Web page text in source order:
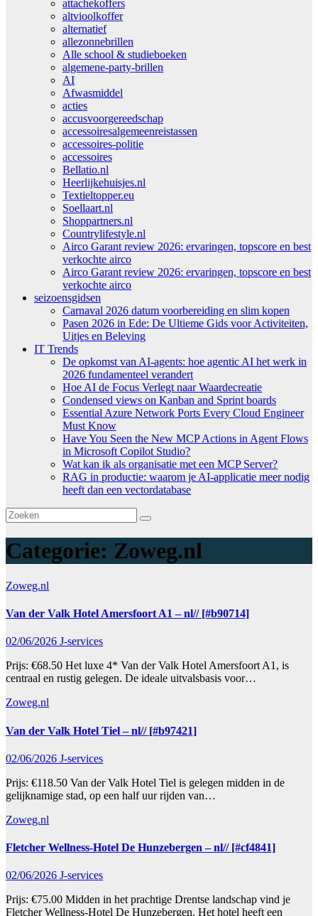
attachekoffers
altvioolkoffer
alternatief
allezonnebrillen
Alle school & studieboeken
algemene-party-brillen
AI
Afwasmiddel
acties
accusvoorgereedschap
accessoiresalgemeenreistassen
accessoires-politie
accessoires
Bellatio.nl
Heerlijkehuisjes.nl
Textieltopper.eu
Soellaart.nl
Shoppartners.nl
Countrylifestyle.nl
Airco Garant review 2026: ervaringen, topscore en best
verkochte airco
Airco Garant review 2026: ervaringen, topscore en best
verkochte airco
seizoensgidsen
Carnaval 2026 datum voorbereiding en slim kopen
Pasen 2026 in Ede: De Ultieme Gids voor Activiteiten,
Uitjes en Beleving
IT Trends
De opkomst van AI-agents: hoe agentic AI het werk in
2026 fundamenteel verandert
Hoe AI de Focus Verlegt naar Waardecreatie
Condensed views on Kanban and Sprint boards
Essential Azure Network Ports Every Cloud Engineer
Must Know
Have You Seen the New MCP Actions in Agent Flows
in Microsoft Copilot Studio?
Wat kan ik als organisatie met een MCP Server?
RAG in productie: waarom je AI-applicatie meer nodig
heeft dan een vectordatabase
Categorie: Zoweg.nl
Zoweg.nl
Van der Valk Hotel Amersfoort A1 – nl// [#b90714]
02/06/2026 J-services
Prijs: €68.50 Het luxe 4* Van der Valk Hotel Amersfoort A1, is
centraal en rustig gelegen. De ideale uitvalsbasis voor…
Zoweg.nl
Van der Valk Hotel Tiel – nl// [#b97421]
02/06/2026 J-services
Prijs: €118.50 Van der Valk Hotel Tiel is gelegen midden in de
gelijknamige stad, op een half uur rijden van…
Zoweg.nl
Fletcher Wellness-Hotel De Hunzebergen – nl// [#cf4841]
02/06/2026 J-services
Prijs: €75.00 Midden in het prachtige Drentse landschap vind je
Fletcher Wellness-Hotel De Hunzebergen. Het hotel heeft een